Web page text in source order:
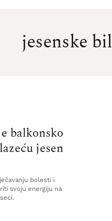
jesenske
balkonsko
jesen
bolesti i
svoju energiju na